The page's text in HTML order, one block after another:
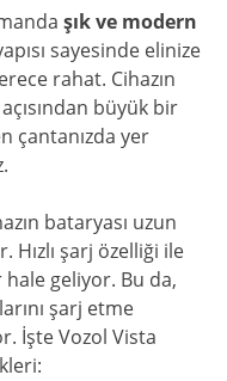
şık ve modern
sayesinde elinize
rahat. Cihazın
büyük bir
çantanızda yer
bataryası uzun
Hızlı şarj özelliği ile
hale geliyor. Bu da,
şarj etme
İşte Vozol Vista